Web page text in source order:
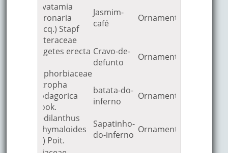
Cavalinha América tropical
infecções dos rins
calcificação de
Madagascar
câncer de pele.
Pinhão-roxo
hemostática, anti-
Ervatamia
coronaria
(Jacq.) Stapf
Jasmim-
café
Ornamental
Asteraceae
Tagetes erecta Cravo-de-
defunto
Ornamental
Euphorbiaceae
Jatropha
podagorica
Hook.
batata-do-
inferno
Ornamental
Pedilanthus
tithymaloides
(L.) Poit.
Sapatinho-
do-inferno Ornamental